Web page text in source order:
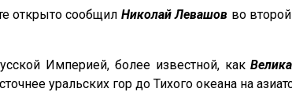
открыто сообщил Николай Левашов во
Империей, более известной, как
уральских гор до Тихого океана на